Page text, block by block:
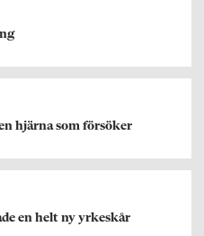
hjärna som försöker
en helt ny yrkeskår